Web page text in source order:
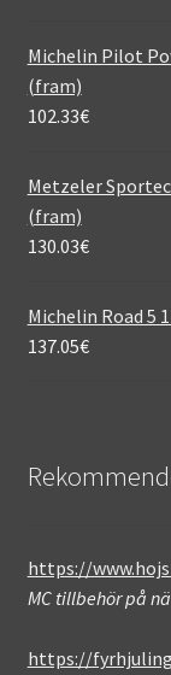
Michelin Pilot
(fram)
102.33€
Metzeler Sportec
(fram)
130.03€
Michelin Road 5
137.05€
https://
MC tillbehör på
https://